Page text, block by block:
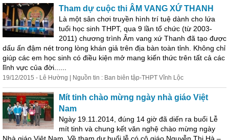
Tham dự cuộc thi ÂM VANG XỨ THANH
Là một sân chơi truyền hình trí tuệ dành cho lứa
tuổi học sinh THPT, qua 9 lần tổ chức (từ 2003-
2011) chương trình Âm vang xứ Thanh đã tạo được
dấu ấn đậm nét trong lòng khán giả trên địa bàn toàn tỉnh. Không chỉ
giúp các em học sinh có điều kiện mở mang kiến thức trên tất cả các
lĩnh vực của đời......
19/12/2015 - Lê Hường | Nguồn tin : Ban biên tập-THPT Vĩnh Lộc
Mít tinh chào mừng ngày nhà giáo Việt
Nam
Ngày 19.11.2014, đúng 14 giờ đã diến ra buổi Lễ
mít tinh và chung kết văn nghệ chào mừng ngày